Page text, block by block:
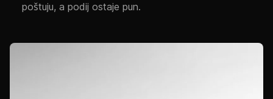
poštuju, a podij ostaje pun.